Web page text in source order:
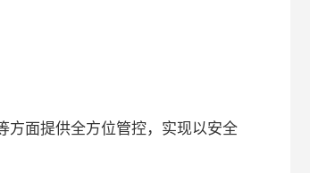
方面提供全方位管控，实现以安全